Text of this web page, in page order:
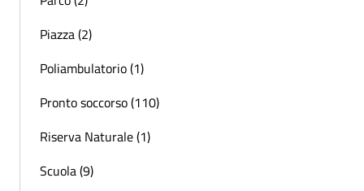
Piazza (2)
Poliambulatorio (1)
Pronto soccorso (110)
Riserva Naturale (1)
Scuola (9)